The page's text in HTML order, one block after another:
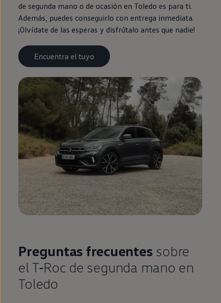
de segunda mano o de ocasión en Toledo es para ti.
Además, puedes conseguirlo con entrega inmediata.
¡Olvídate de las esperas y disfrútalo antes que nadie!
Encuentra el tuyo
Preguntas frecuentes sobre
el T‑Roc de segunda mano en
Toledo